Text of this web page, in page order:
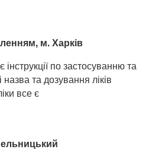
м. Харків
по застосуванню та
назва та дозування ліків
все є